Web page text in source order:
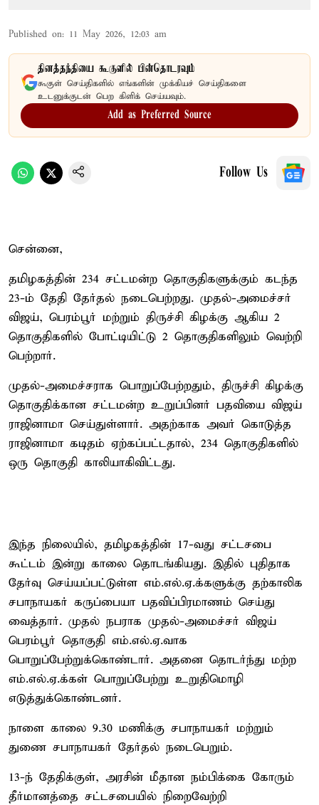
Published on: 11 May 2026, 12:03 am
தினத்தந்தியை கூகுளில் பின்தொடரவும்
கூகுள் செய்திகளில் எங்களின் முக்கியச் செய்திகளை
உடனுக்குடன் பெற கிளிக் செய்யவும்.
Add as Preferred Source
Follow Us
சென்னை,
தமிழகத்தின் 234 சட்டமன்ற தொகுதிகளுக்கும் கடந்த
23-ம் தேதி தேர்தல் நடைபெற்றது. முதல்-அமைச்சர்
விஜய், பெரம்பூர் மற்றும் திருச்சி கிழக்கு ஆகிய 2
தொகுதிகளில் போட்டியிட்டு 2 தொகுதிகளிலும் வெற்றி
பெற்றார்.
முதல்-அமைச்சராக பொறுப்பேற்றதும், திருச்சி கிழக்கு
தொகுதிக்கான சட்டமன்ற உறுப்பினர் பதவியை விஜய்
ராஜினாமா செய்துள்ளார். அதற்காக அவர் கொடுத்த
ராஜினாமா கடிதம் ஏற்கப்பட்டதால், 234 தொகுதிகளில்
ஒரு தொகுதி காலியாகிவிட்டது.
இந்த நிலையில், தமிழகத்தின் 17-வது சட்டசபை
கூட்டம் இன்று காலை தொடங்கியது. இதில் புதிதாக
தேர்வு செய்யப்பட்டுள்ள எம்.எல்.ஏ.க்களுக்கு தற்காலிக
சபாநாயகர் கருப்பையா பதவிப்பிரமாணம் செய்து
வைத்தார். முதல் நபராக முதல்-அமைச்சர் விஜய்
பெரம்பூர் தொகுதி எம்.எல்.ஏ.வாக
பொறுப்பேற்றுக்கொண்டார். அதனை தொடர்ந்து மற்ற
எம்.எல்.ஏ.க்கள் பொறுப்பேற்று உறுதிமொழி
எடுத்துக்கொண்டனர்.
நாளை காலை 9.30 மணிக்கு சபாநாயகர் மற்றும்
துணை சபாநாயகர் தேர்தல் நடைபெறும்.
13-ந் தேதிக்குள், அரசின் மீதான நம்பிக்கை கோரும்
தீர்மானத்தை சட்டசபையில் நிறைவேற்றி